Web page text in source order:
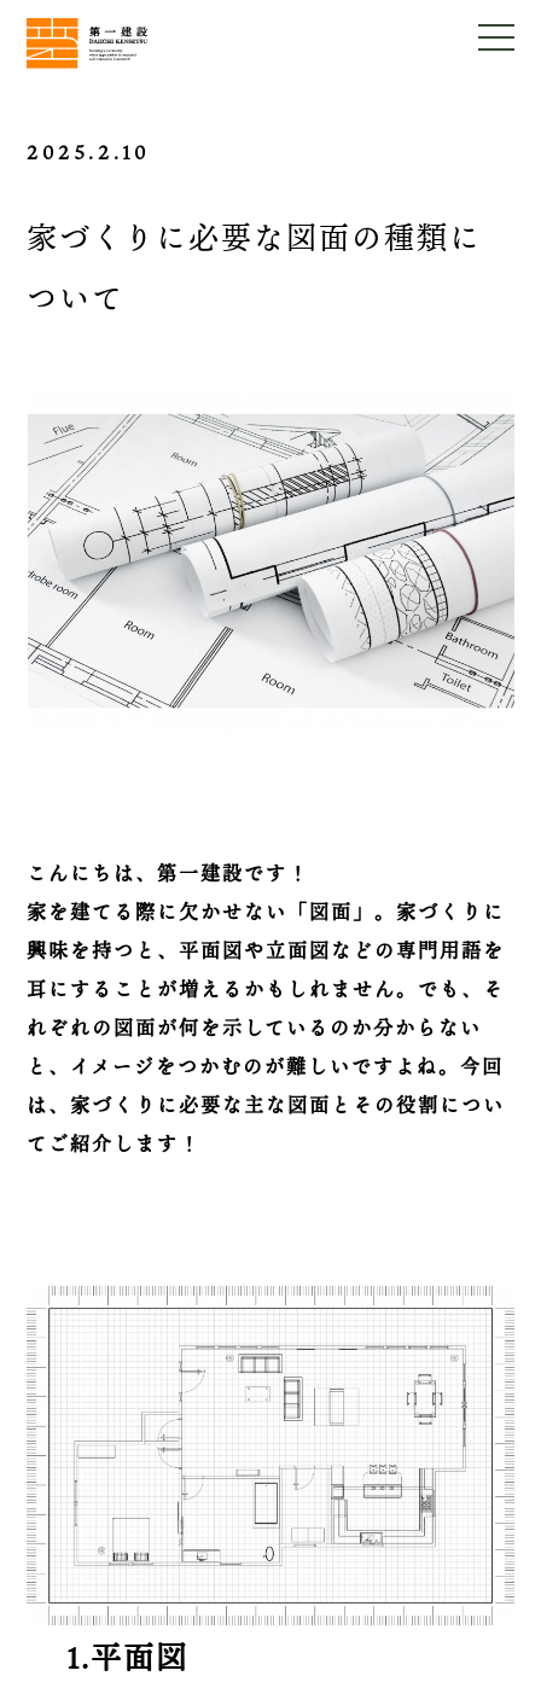
2025.2.10
家づくりに必要な図面の種類に
ついて
こんにちは、第一建設です！
家を建てる際に欠かせない「図面」。家づくりに
興味を持つと、平面図や立面図などの専門用語を
耳にすることが増えるかもしれません。でも、そ
れぞれの図面が何を示しているのか分からない
と、イメージをつかむのが難しいですよね。今回
は、家づくりに必要な主な図面とその役割につい
てご紹介します！
1.平面図